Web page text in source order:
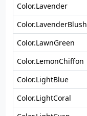
Color.Lavender
Color.LavenderBlush
Color.LawnGreen
Color.LemonChiffon
Color.LightBlue
Color.LightCoral